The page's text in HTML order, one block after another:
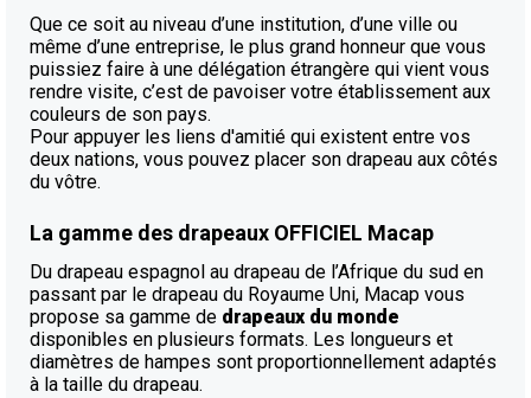
Que ce soit au niveau d’une institution, d’une ville ou
même d’une entreprise, le plus grand honneur que vous
puissiez faire à une délégation étrangère qui vient vous
rendre visite, c’est de pavoiser votre établissement aux
couleurs de son pays.
Pour appuyer les liens d'amitié qui existent entre vos
deux nations, vous pouvez placer son drapeau aux côtés
du vôtre.
La gamme des drapeaux OFFICIEL Macap
Du drapeau espagnol au drapeau de l’Afrique du sud en
passant par le drapeau du Royaume Uni, Macap vous
propose sa gamme de drapeaux du monde
disponibles en plusieurs formats. Les longueurs et
diamètres de hampes sont proportionnellement adaptés
à la taille du drapeau.